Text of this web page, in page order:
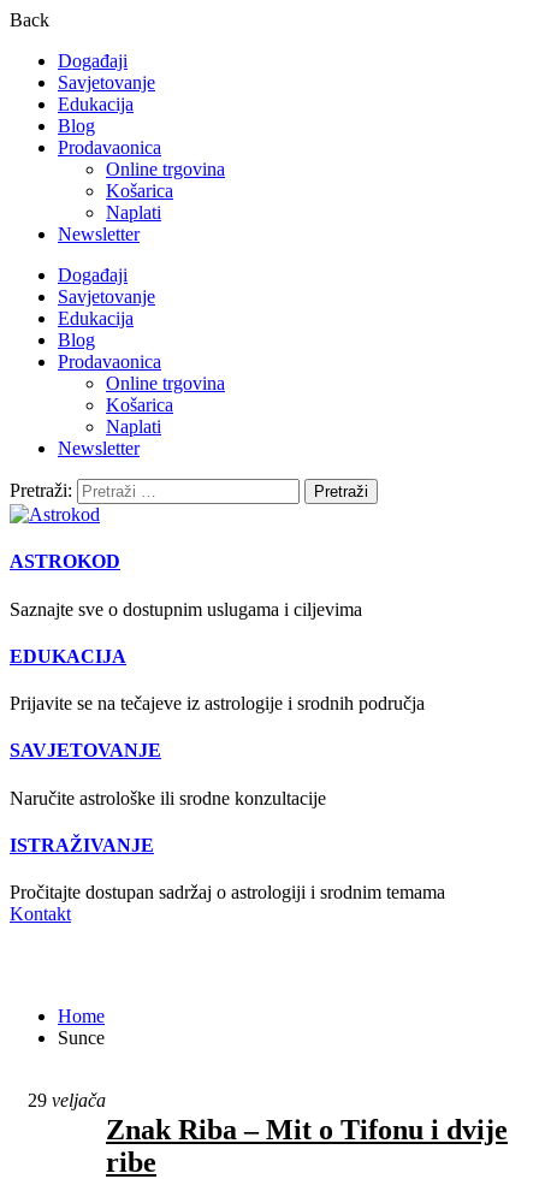
Back
Događaji
Savjetovanje
Edukacija
Blog
Prodavaonica
Online trgovina
Košarica
Naplati
Newsletter
Događaji
Savjetovanje
Edukacija
Blog
Prodavaonica
Online trgovina
Košarica
Naplati
Newsletter
Pretraži:
ASTROKOD
Saznajte sve o dostupnim uslugama i ciljevima
EDUKACIJA
Prijavite se na tečajeve iz astrologije i srodnih područja
SAVJETOVANJE
Naručite astrološke ili srodne konzultacije
ISTRAŽIVANJE
Pročitajte dostupan sadržaj o astrologiji i srodnim temama
Kontakt
Home
Sunce
29 veljača
Znak Riba – Mit o Tifonu i dvije
ribe